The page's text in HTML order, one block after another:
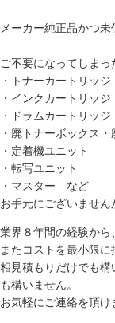
メーカー純正品かつ
ご不要になってしまっ
・トナーカートリッジ
・インクカートリッジ
・ドラムカートリッジ
・廃トナーボックス
・定着機ユニット
・転写ユニット
・マスター など
お手元にございません
業界８年間の経験から
またコストを最小限
相見積もりだけでも
も構いません。
お気軽にご連絡を頂け